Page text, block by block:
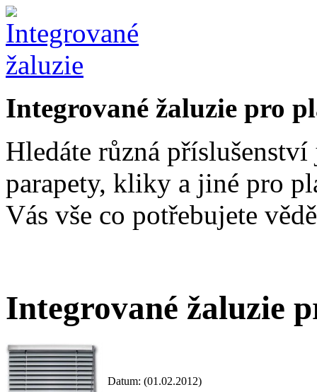
Integrované žaluzie pro
Hledáte různá
parapety, kliky a jiné pro
Vás vše co potřebujete
Integrované žaluzie
Datum: (01.02.2012)